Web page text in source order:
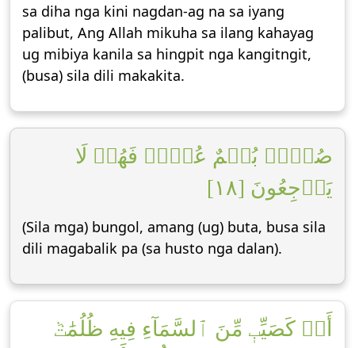
sa diha nga kini nagdan-ag na sa iyang
palibut, Ang Allah mikuha sa ilang kahayag
ug mibiya kanila sa hingpit nga kangitngit,
(busa) sila dili makakita.
صُمُّۢ بُكۡمٌ عُمۡيٞ فَهُمۡ لَا
يَرۡجِعُونَ [١٨]
(Sila mga) bungol, amang (ug) buta, busa sila
dili magabalik pa (sa husto nga dalan).
أَوۡ كَصَيِّبٖ مِّنَ ٱلسَّمَآءِ فِيهِ ظُلُمَٰتٞ